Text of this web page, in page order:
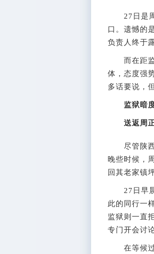
27日是周
口。遗憾的
负责人终于
而在距监
体，态度强
多话要说，
监狱暗
送返周
尽管陕西
晚些时候，
回其老家镇
27日早晨
此的同行一
监狱则一直
专门开会讨
在等候过